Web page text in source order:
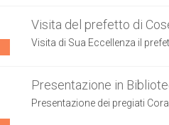
Visita del prefetto di
Visita di Sua Eccellenza il
Presentazione in
Presentazione dei pregiati